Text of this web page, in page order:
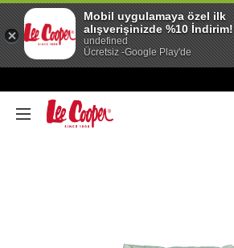
Mobil uygulamaya özel ilk
alışverişinizde %10 İndirim!
undefined
Ücretsiz -Google Play'de